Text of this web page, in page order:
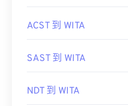
ACST 到 WITA
SAST 到 WITA
NDT 到 WITA